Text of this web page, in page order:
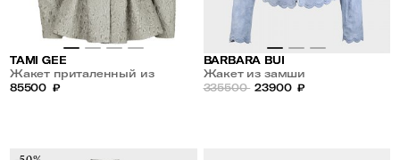
TAMI GEE
Жакет приталенный из
жаккарда
85500 ₽
BARBARA BUI
Жакет из замши
335500 23900 ₽